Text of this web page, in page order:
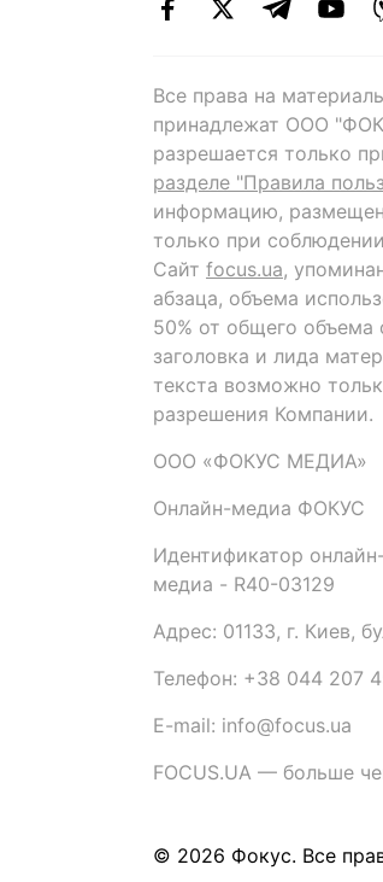
Все права на
принадлежат ООО
разрешается только
разделе "Правила
информацию,
только при
Сайт focus.ua,
абзаца, объема
50% от общего объема
заголовка и лида
текста возможно
разрешения Компании.
ООО «ФОКУС МЕДИА»
Онлайн-медиа ФОКУС
Идентификатор
медиа - R40-03129
Адрес: 01133, г. Киев,
Телефон: +38 044 207
E-mail: info@focus.ua
FOCUS.UA — больше
© 2026 Фокус. Все